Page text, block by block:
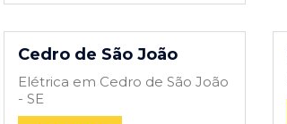
Cedro de São João
Elétrica em Cedro de São João
- SE